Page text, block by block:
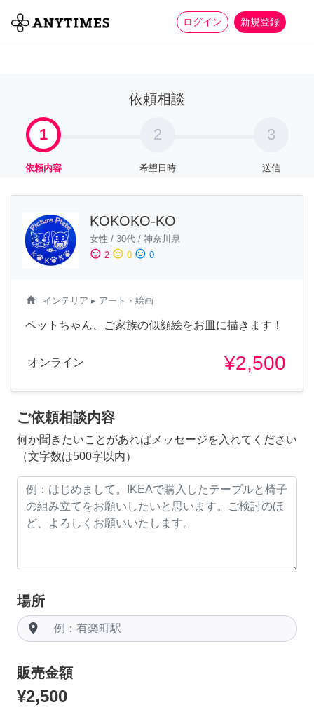
ログイン 新規登録
全て 家事 more_horiz
依頼相談
1
依頼内容
2
希望日時
3
送信
KOKOKO-KO
女性 / 30代 / 神奈川県
sentiment_satisfied 2 sentiment_neutral 0 sentiment_dissatisfied 0
home インテリア ▸ アート・絵画
ペットちゃん、ご家族の似顔絵をお皿に描きます！
オンライン ¥2,500
ご依頼相談内容
何か聞きたいことがあればメッセージを入れてください
（文字数は500字以内）
場所
room
販売金額
¥2,500